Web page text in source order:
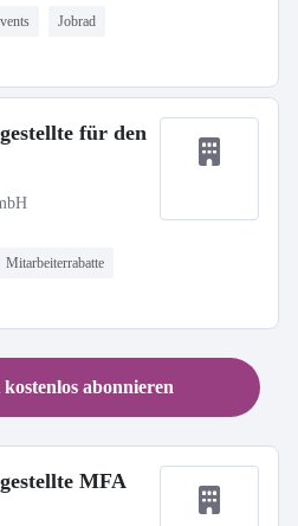
Jobrad
für den
Mitarbeiterrabatte
abonnieren
MFA